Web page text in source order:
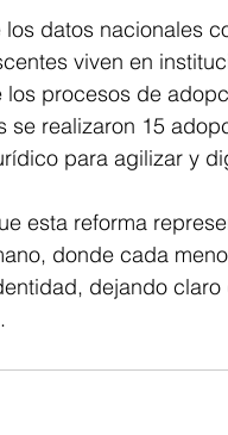
datos nacionales
viven en
procesos de
se realizaron 15
para agilizar y
esta reforma
donde cada
dejando